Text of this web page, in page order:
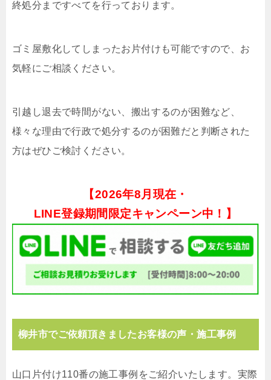
終処分まですべてを行っております。
ゴミ屋敷化してしまったお片付けも可能ですので、お
気軽にご相談ください。
引越し退去で時間がない、搬出するのが困難など、
様々な理由で行政で処分するのが困難だと判断された
方はぜひご検討ください。
【2026年8月現在・
LINE登録期間限定キャンペーン中！】
柳井市でご依頼頂きましたお客様の声・施工事例
山口片付け110番の施工事例をご紹介いたします。実際